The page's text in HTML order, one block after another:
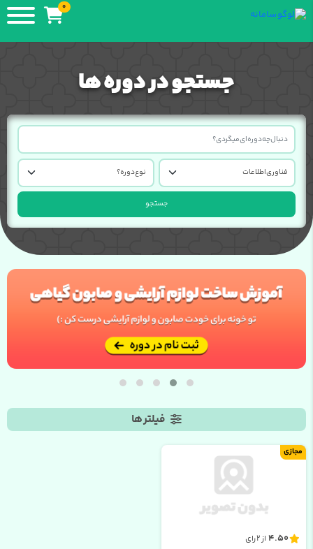
0
جستجو در دوره ها
جستجو
فیلتر ها
مجازی
4.50 از 2 رای